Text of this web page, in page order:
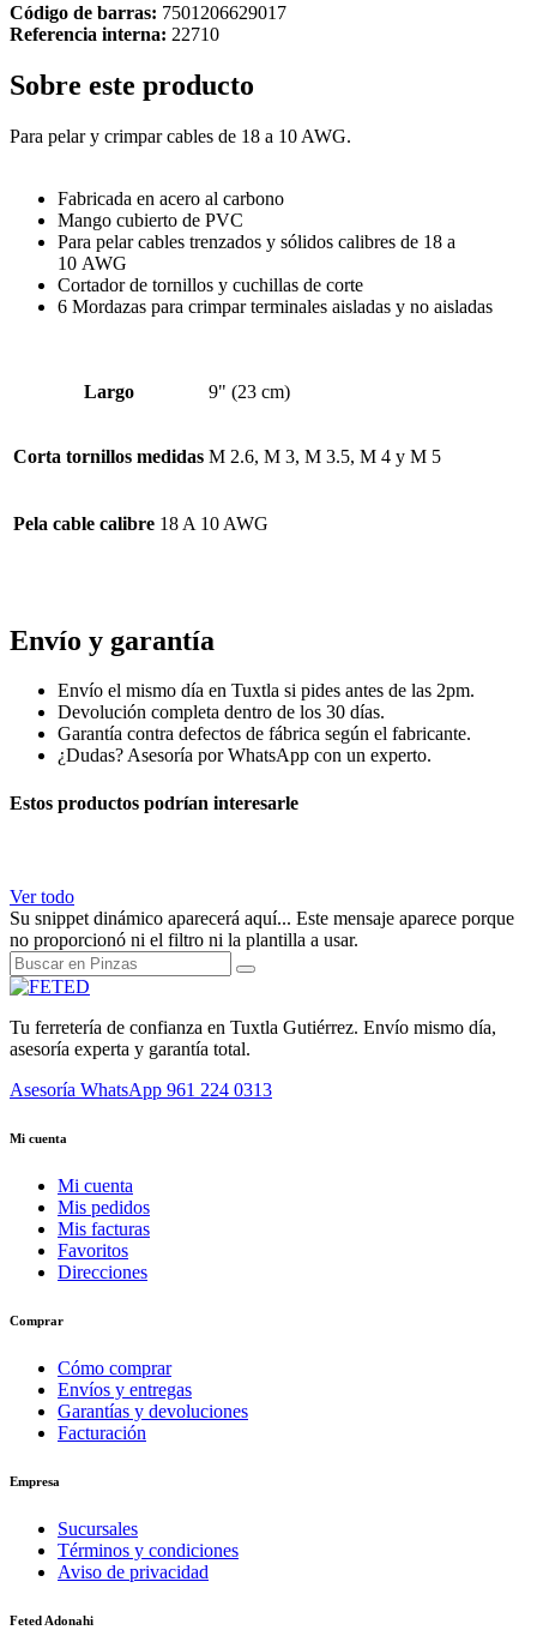
Código de barras: 7501206629017
Referencia interna: 22710
Sobre este producto
Para pelar y crimpar cables de 18 a 10 AWG.
Fabricada en acero al carbono
Mango cubierto de PVC
Para pelar cables trenzados y sólidos calibres de 18 a
10 AWG
Cortador de tornillos y cuchillas de corte
6 Mordazas para crimpar terminales aisladas y no aisladas
Largo 9" (23 cm)
Corta tornillos medidas M 2.6, M 3, M 3.5, M 4 y M 5
Pela cable calibre 18 A 10 AWG
Envío y garantía
Envío el mismo día en Tuxtla si pides antes de las 2pm.
Devolución completa dentro de los 30 días.
Garantía contra defectos de fábrica según el fabricante.
¿Dudas? Asesoría por WhatsApp con un experto.
Estos productos podrían interesarle
Ver todo
Su snippet dinámico aparecerá aquí... Este mensaje aparece porque
no proporcionó ni el filtro ni la plantilla a usar.
Tu ferretería de confianza en Tuxtla Gutiérrez. Envío mismo día,
asesoría experta y garantía total.
Asesoría WhatsApp 961 224 0313
Mi cuenta
Mi cuenta
Mis pedidos
Mis facturas
Favoritos
Direcciones
Comprar
Cómo comprar
Envíos y entregas
Garantías y devoluciones
Facturación
Empresa
Sucursales
Términos y condiciones
Aviso de privacidad
Feted Adonahi